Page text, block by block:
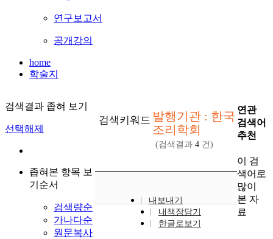
연구보고서
공개강의
home
학술지
검색결과 좁혀 보기
선택해제
좁혀본 항목 보
기순서
검색량순
가나다순
원문복사
검색키워드 발행기관 : 한국
조리학회
(검색결과 4 건)
내보내기
내책장담기
한글로보기
연관
검색어
추천
이 검
색어로
많이
본 자
료